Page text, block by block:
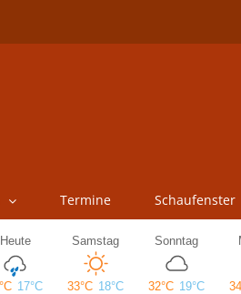
Termine Schaufenster